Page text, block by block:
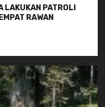
LAKUKAN PATROLI
RAWAN